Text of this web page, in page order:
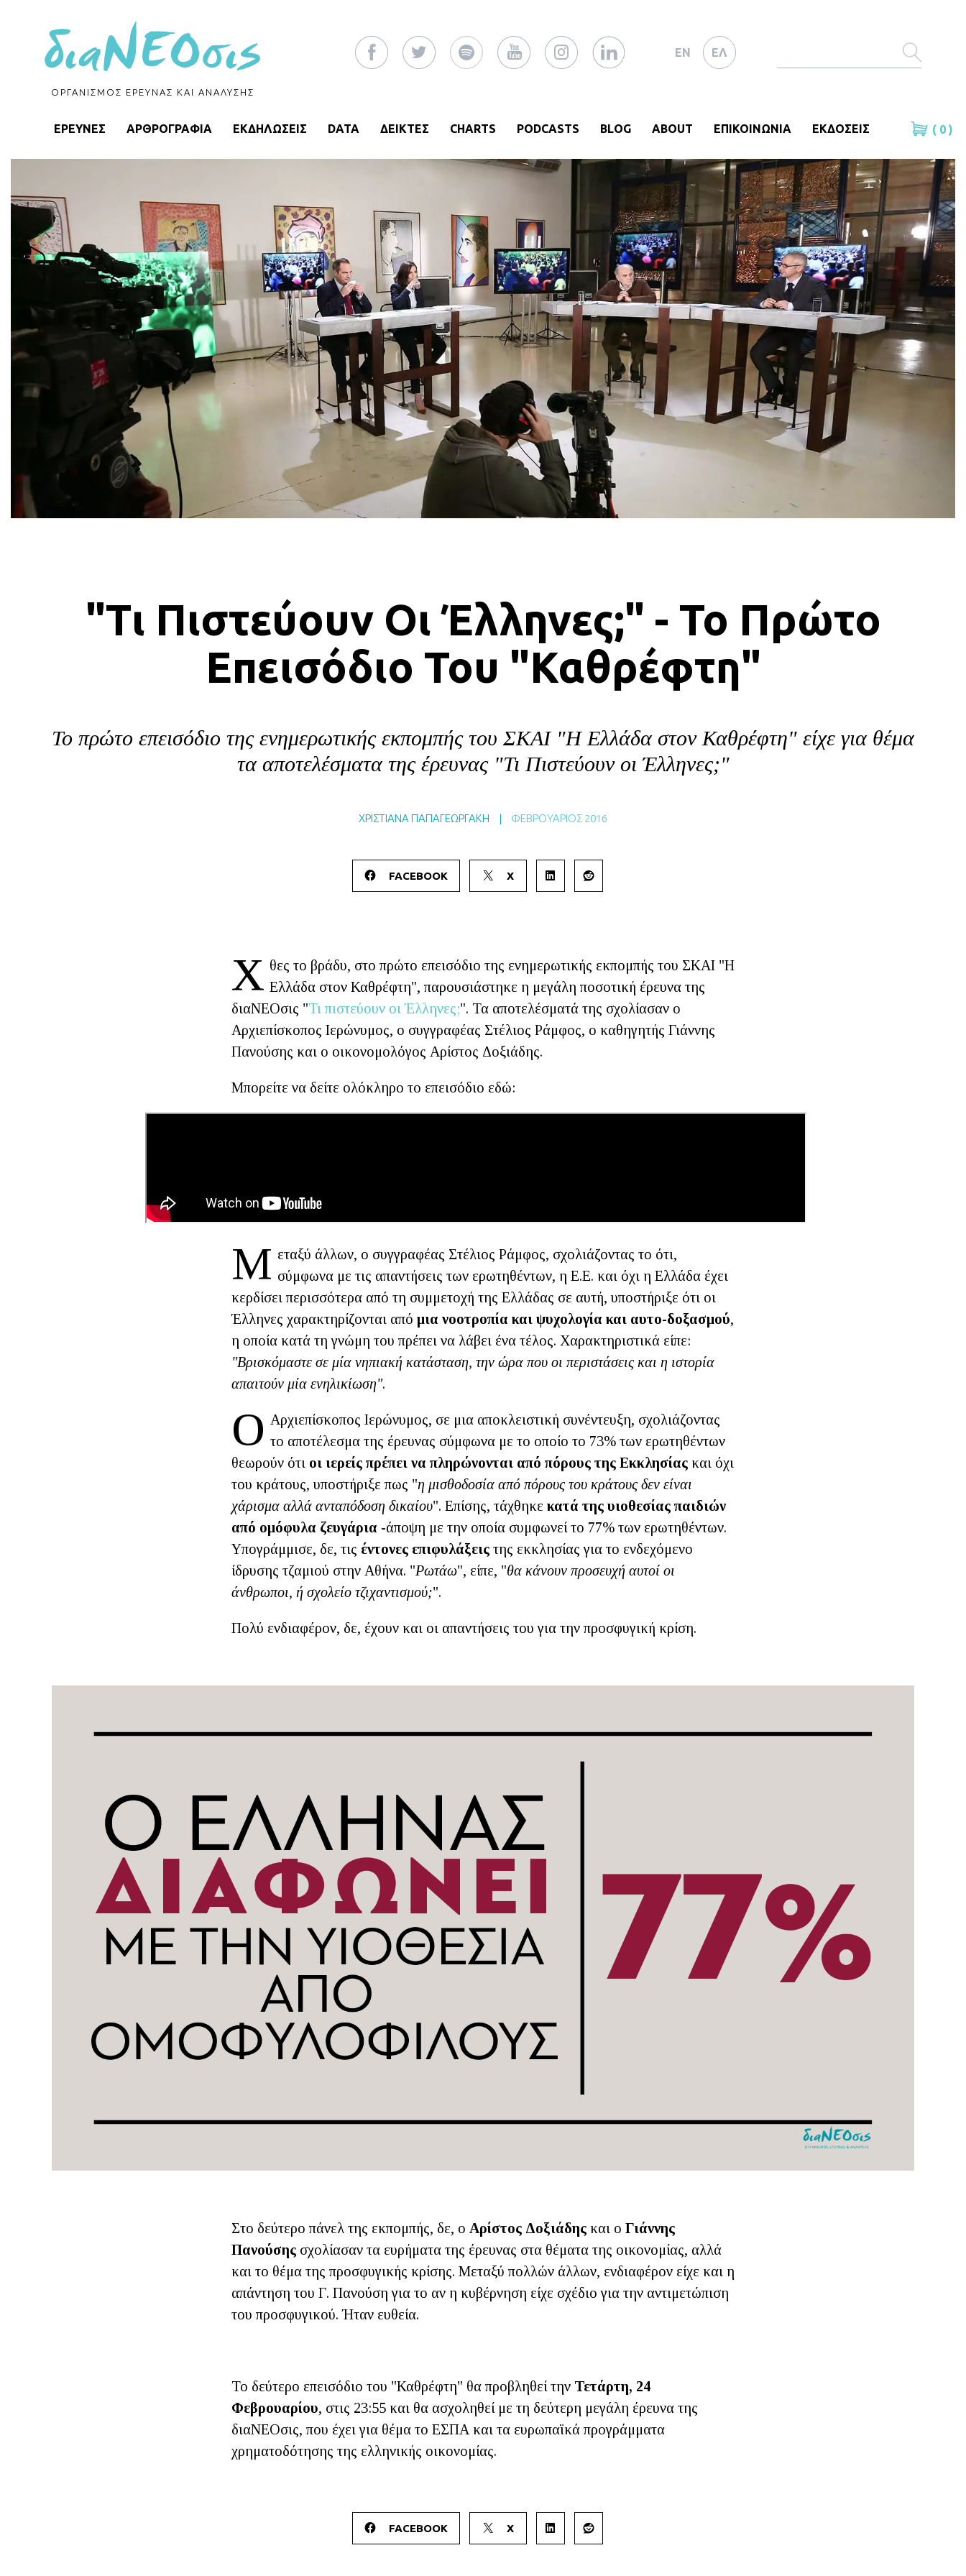
ΟΡΓΑΝΙΣΜΟΣ ΕΡΕΥΝΑΣ ΚΑΙ ΑΝΑΛΥΣΗΣ
EN ΕΛ
ΕΡΕΥΝΕΣ ΑΡΘΡΟΓΡΑΦΙΑ ΕΚΔΗΛΩΣΕΙΣ DATA ΔΕΙΚΤΕΣ CHARTS PODCASTS BLOG ABOUT ΕΠΙΚΟΙΝΩΝΙΑ ΕΚΔΟΣΕΙΣ ( 0 )
"Τι Πιστεύουν Οι Έλληνες;" - Το Πρώτο
Επεισόδιο Του "Καθρέφτη"
Το πρώτο επεισόδιο της ενημερωτικής εκπομπής του ΣΚΑΙ "Η Ελλάδα στον Καθρέφτη" είχε για θέμα
τα αποτελέσματα της έρευνας "Τι Πιστεύουν οι Έλληνες;"
ΧΡΙΣΤΙΑΝΑ ΠΑΠΑΓΕΩΡΓΑΚΗ | ΦΕΒΡΟΥΆΡΙΟΣ 2016
FACEBOOK X
Χ θες το βράδυ, στο πρώτο επεισόδιο της ενημερωτικής εκπομπής του ΣΚΑΙ "Η
Ελλάδα στον Καθρέφτη", παρουσιάστηκε η μεγάλη ποσοτική έρευνα της
διαΝΕΟσις "Τι πιστεύουν οι Έλληνες;". Τα αποτελέσματά της σχολίασαν ο
Αρχιεπίσκοπος Ιερώνυμος, ο συγγραφέας Στέλιος Ράμφος, ο καθηγητής Γιάννης
Πανούσης και ο οικονομολόγος Αρίστος Δοξιάδης.
Μπορείτε να δείτε ολόκληρο το επεισόδιο εδώ:
Μ εταξύ άλλων, ο συγγραφέας Στέλιος Ράμφος, σχολιάζοντας το ότι,
σύμφωνα με τις απαντήσεις των ερωτηθέντων, η Ε.Ε. και όχι η Ελλάδα έχει
κερδίσει περισσότερα από τη συμμετοχή της Ελλάδας σε αυτή, υποστήριξε ότι οι
Έλληνες χαρακτηρίζονται από μια νοοτροπία και ψυχολογία και αυτο-δοξασμού,
η οποία κατά τη γνώμη του πρέπει να λάβει ένα τέλος. Χαρακτηριστικά είπε:
"Βρισκόμαστε σε μία νηπιακή κατάσταση, την ώρα που οι περιστάσεις και η ιστορία
απαιτούν μία ενηλικίωση".
Ο Αρχιεπίσκοπος Ιερώνυμος, σε μια αποκλειστική συνέντευξη, σχολιάζοντας
το αποτέλεσμα της έρευνας σύμφωνα με το οποίο το 73% των ερωτηθέντων
θεωρούν ότι οι ιερείς πρέπει να πληρώνονται από πόρους της Εκκλησίας και όχι
του κράτους, υποστήριξε πως "η μισθοδοσία από πόρους του κράτους δεν είναι
χάρισμα αλλά ανταπόδοση δικαίου". Επίσης, τάχθηκε κατά της υιοθεσίας παιδιών
από ομόφυλα ζευγάρια -άποψη με την οποία συμφωνεί το 77% των ερωτηθέντων.
Υπογράμμισε, δε, τις έντονες επιφυλάξεις της εκκλησίας για το ενδεχόμενο
ίδρυσης τζαμιού στην Αθήνα. "Ρωτάω", είπε, "θα κάνουν προσευχή αυτοί οι
άνθρωποι, ή σχολείο τζιχαντισμού;".
Πολύ ενδιαφέρον, δε, έχουν και οι απαντήσεις του για την προσφυγική κρίση.
Στο δεύτερο πάνελ της εκπομπής, δε, ο Αρίστος Δοξιάδης και ο Γιάννης
Πανούσης σχολίασαν τα ευρήματα της έρευνας στα θέματα της οικονομίας, αλλά
και το θέμα της προσφυγικής κρίσης. Μεταξύ πολλών άλλων, ενδιαφέρον είχε και η
απάντηση του Γ. Πανούση για το αν η κυβέρνηση είχε σχέδιο για την αντιμετώπιση
του προσφυγικού. Ήταν ευθεία.
Το δεύτερο επεισόδιο του "Καθρέφτη" θα προβληθεί την Τετάρτη, 24
Φεβρουαρίου, στις 23:55 και θα ασχοληθεί με τη δεύτερη μεγάλη έρευνα της
διαΝΕΟσις, που έχει για θέμα το ΕΣΠΑ και τα ευρωπαϊκά προγράμματα
χρηματοδότησης της ελληνικής οικονομίας.
FACEBOOK X